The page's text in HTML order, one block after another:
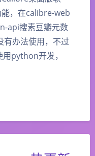
，在calibre-web
api搜素豆瓣元数
办法使用，不过
python开发，